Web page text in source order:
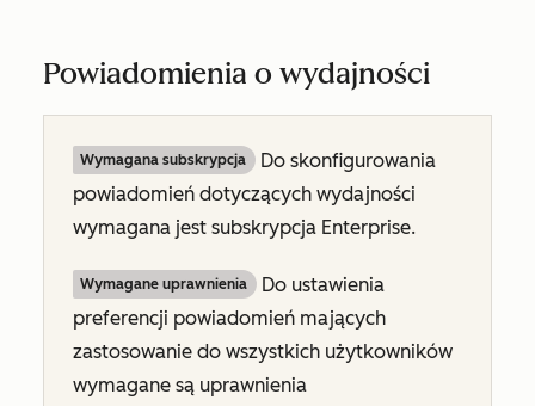
Powiadomienia o wydajności
Wymagana subskrypcja
Do skonfigurowania
powiadomień dotyczących wydajności
wymagana jest subskrypcja Enterprise.
Wymagane uprawnienia
Do ustawienia
preferencji powiadomień mających
zastosowanie do wszystkich użytkowników
wymagane są uprawnienia